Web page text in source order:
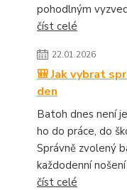
pohodlným
číst celé
22.01.2026
🎒 Jak vybrat
den
Batoh dnes není
ho do práce, do
Správně zvolený
každodenní
číst celé